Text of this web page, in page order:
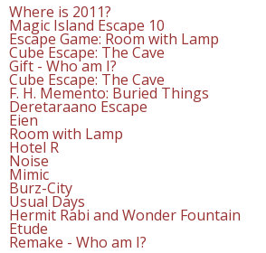
Where is 2011?
Magic Island Escape 10
Escape Game: Room with Lamp
Cube Escape: The Cave
Gift - Who am I?
Cube Escape: The Cave
F. H. Memento: Buried Things
Deretaraano Escape
Eien
Room with Lamp
Hotel R
Noise
Mimic
Burz-City
Usual Days
Hermit Rabi and Wonder Fountain
Etude
Remake - Who am I?